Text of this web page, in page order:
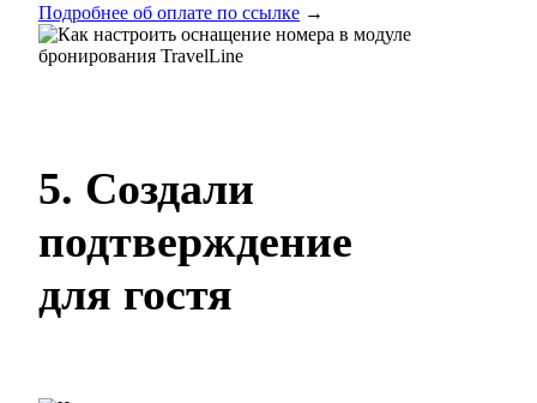
Подробнее об оплате по ссылке →
5. Создали
подтверждение
для гостя